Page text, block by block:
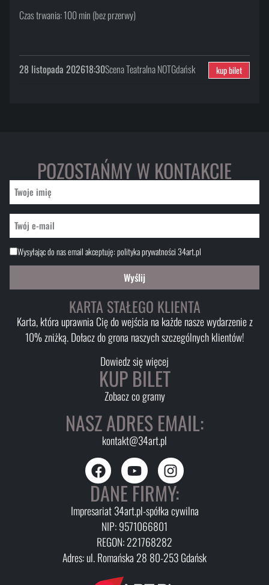
Czas trwania: 100 min (bez przerwy)
28 listopada 202618:30Scena Teatralna NOTGdańsk kup bilet
POZOSTAŃMY W KONTAKCIE
Wysyłając do nas email akceptuję:polityka prywatności 34art.pl
Wyślij
KARTA STAŁEGO KLIENTA
Karta, która uprawnia Cię do wejścia na każde nasze wydarzenie z
10% zniżką. Dołacz do grona naszych szczególnych klientów!
Dowiedz się więcej
KUP BILET
Zobacz co gramy
NASZ ADRES EMAIL:
kontakt@34art.pl
DANE FIRMY:
Impresariat 34art.pl-spółka cywilna
NIP: 9571066801
REGON: 221768282
Adres: ul. Romańska 28 80-253 Gdańsk